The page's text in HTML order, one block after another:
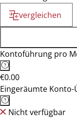
vergleichen
Kontoführung pro
€0.00
Eingeräumte
Nicht verfügbar